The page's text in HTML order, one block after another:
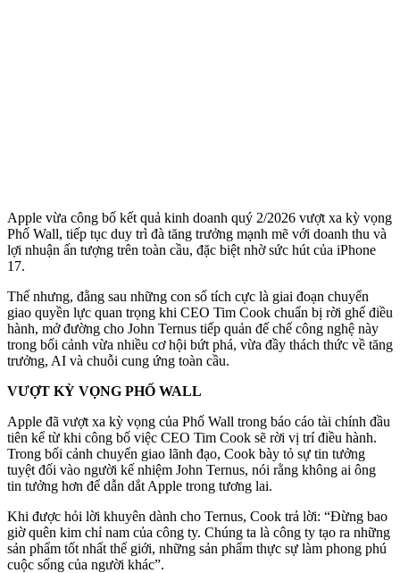
Apple vừa công bố kết quả kinh doanh quý 2/2026 vượt xa kỳ vọng
Phố Wall, tiếp tục duy trì đà tăng trưởng mạnh mẽ với doanh thu và
lợi nhuận ấn tượng trên toàn cầu, đặc biệt nhờ sức hút của iPhone
17.
Thế nhưng, đằng sau những con số tích cực là giai đoạn chuyển
giao quyền lực quan trọng khi CEO Tim Cook chuẩn bị rời ghế điều
hành, mở đường cho John Ternus tiếp quản đế chế công nghệ này
trong bối cảnh vừa nhiều cơ hội bứt phá, vừa đầy thách thức về tăng
trưởng, AI và chuỗi cung ứng toàn cầu.
VƯỢT KỲ VỌNG PHỐ WALL
Apple đã vượt xa kỳ vọng của Phố Wall trong báo cáo tài chính đầu
tiên kể từ khi công bố việc CEO Tim Cook sẽ rời vị trí điều hành.
Trong bối cảnh chuyển giao lãnh đạo, Cook bày tỏ sự tin tưởng
tuyệt đối vào người kế nhiệm John Ternus, nói rằng không ai ông
tin tưởng hơn để dẫn dắt Apple trong tương lai.
Khi được hỏi lời khuyên dành cho Ternus, Cook trả lời: “Đừng bao
giờ quên kim chỉ nam của công ty. Chúng ta là công ty tạo ra những
sản phẩm tốt nhất thế giới, những sản phẩm thực sự làm phong phú
cuộc sống của người khác”.